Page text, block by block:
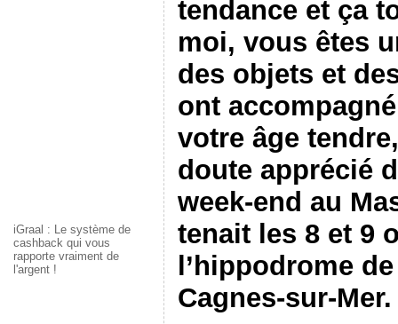
iGraal : Le système de
cashback qui vous
rapporte vraiment de
l'argent !
tendance et ça
moi, vous êtes
des objets et
ont
votre âge
doute apprécié
week-end au
tenait les 8 et 9
l’hippodrome
Cagnes-sur-Mer.